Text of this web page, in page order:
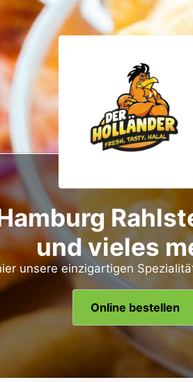
und vieles
unsere einzigartigen
Online bestellen